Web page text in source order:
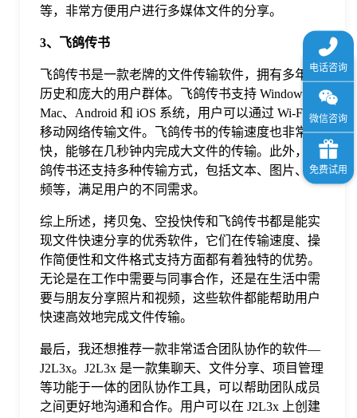
等，非常方便用户进行多媒体文件的分享。
3、飞鸽传书
飞鸽传书是一款老牌的文件传输软件，拥有多年的
历史和庞大的用户群体。飞鸽传书支持 Windows、
Mac、Android 和 iOS 系统，用户可以通过 Wi-Fi 或
移动网络传输文件。飞鸽传书的传输速度也非常
快，能够在几秒钟内完成大文件的传输。此外，飞
鸽传书还支持多种传输方式，包括文本、图片、视
频等，满足用户的不同需求。
综上所述，拷贝兔、空投快传和飞鸽传书都是能实
现文件快速分享的优秀软件，它们在传输速度、操
作简便性和文件格式支持方面都有着独特的优势。
无论是在工作中需要与同事合作，还是在生活中需
要与朋友分享照片和视频，这些软件都能帮助用户
快速高效地完成文件传输。
最后，我还想推荐一款非常适合团队协作的软件—
J2L3x。J2L3x 是一款集聊天、文件分享、项目管理
等功能于一体的团队协作工具，可以帮助团队成员
之间更好地沟通和合作。用户可以在 J2L3x 上创建